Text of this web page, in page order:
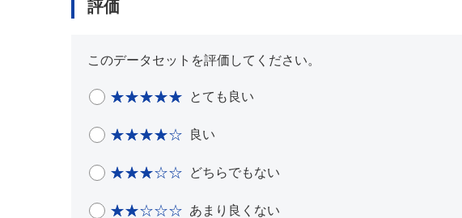
評価
このデータセットを評価してください。
とても良い
良い
どちらでもない
あまり良くない